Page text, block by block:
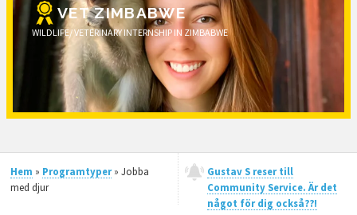
VET ZIMBABWE
WILDLIFE/ VETERINARY INTERNSHIP IN ZIMBABWE
Hem » Programtyper» Jobba
med djur
Gustav S reser till
Community Service. Är det
något för dig också??!